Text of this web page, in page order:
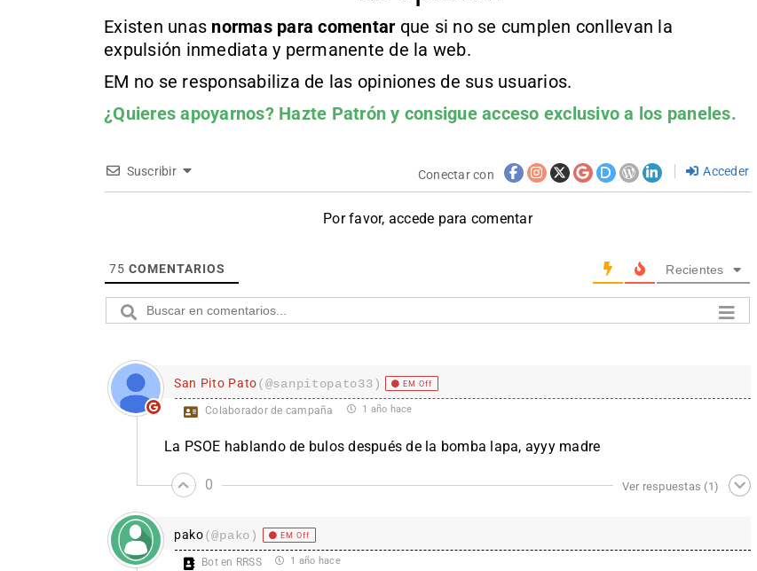
Existen unas normas para comentar que si no se cumplen conllevan la
expulsión inmediata y permanente de la web.
EM no se responsabiliza de las opiniones de sus usuarios.
¿Quieres apoyarnos? Hazte Patrón y consigue acceso exclusivo a los paneles.
Suscribir Conectar con Acceder
Por favor, accede para comentar
75 COMENTARIOS Recientes
San Pito Pato(@sanpitopato33) EM Off
Colaborador de campaña 1 año hace
La PSOE hablando de bulos después de la bomba lapa, ayyy madre
0 Ver respuestas (1)
pako(@pako) EM Off
Bot en RRSS 1 año hace